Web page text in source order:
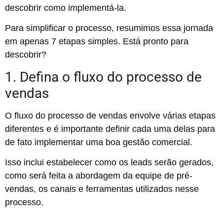
descobrir como implementá-la.
Para simplificar o processo, resumimos essa jornada
em apenas 7 etapas simples. Está pronto para
descobrir?
1. Defina o fluxo do processo de
vendas
O fluxo do processo de vendas envolve várias etapas
diferentes e é importante definir cada uma delas para
de fato implementar uma boa gestão comercial.
Isso inclui estabelecer como os leads serão gerados,
como será feita a abordagem da equipe de pré-
vendas, os canais e ferramentas utilizados nesse
processo.